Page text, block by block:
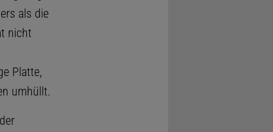
als die
nicht
Platte,
umhüllt.